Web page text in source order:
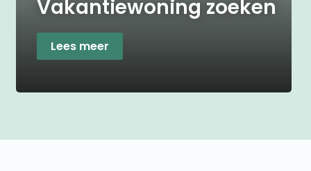
Vakantiewoning zoeken
Lees meer